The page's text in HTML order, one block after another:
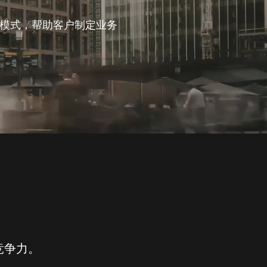
式，帮助客户制定业务
力。